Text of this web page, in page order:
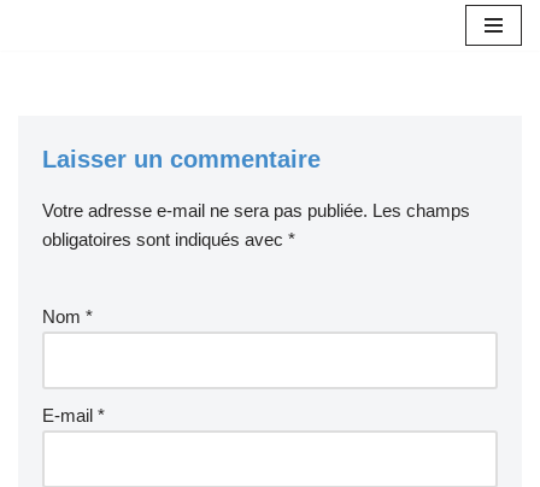
Laisser un commentaire
Votre adresse e-mail ne sera pas publiée. Les champs
obligatoires sont indiqués avec *
Nom *
E-mail *